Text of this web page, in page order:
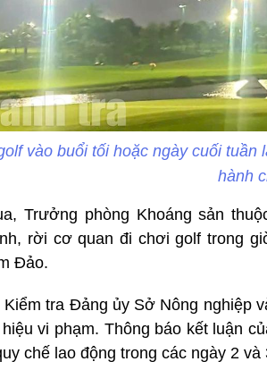
vào buổi tối hoặc ngày cuối
hành
Trưởng phòng Khoáng sản
rời cơ quan đi chơi golf trong
Đảo.
Kiểm tra Đảng ủy Sở Nông nghiệp
vi phạm. Thông báo kết luận
chế lao động trong các ngày 2 và